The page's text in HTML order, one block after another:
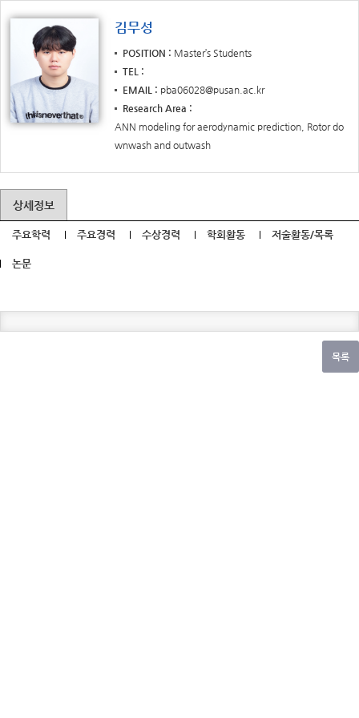
김무성
POSITION
Master’s Students
TEL
EMAIL
pba06028@pusan.ac.kr
Research Area
ANN modeling for aerodynamic prediction, Rotor do
wnwash and outwash
상세정보
주요학력 주요경력 수상경력 학회활동 저술활동/목록
논문